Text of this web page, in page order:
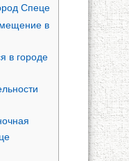
Спеце
в
в городе